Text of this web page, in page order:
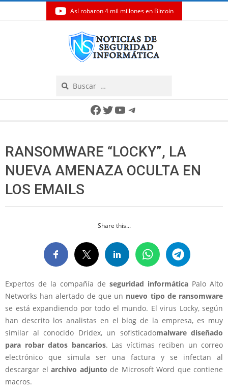
Así robaron 4 mil millones en Bitcoin
Facebook
Twitter
YouTube
Telegram
RANSOMWARE “LOCKY”, LA
NUEVA AMENAZA OCULTA EN
LOS EMAILS
Share this...
Expertos de la compañía de seguridad informática Palo Alto
Networks han alertado de que un nuevo tipo de ransomware
se está expandiendo por todo el mundo. El virus Locky, según
han descrito los analistas en el blog de la empresa, es muy
similar al conocido Dridex, un sofisticadomalware diseñado
para robar datos bancarios. Las víctimas reciben un correo
electrónico que simula ser una factura y se infectan al
descargar el archivo adjunto de Microsoft Word que contiene
macros.